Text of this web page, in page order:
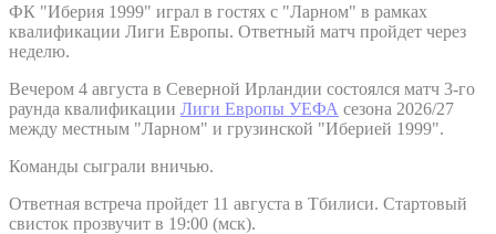
ФК "Иберия 1999" играл в гостях с "Ларном" в рамках
квалификации Лиги Европы. Ответный матч пройдет через
неделю.
Вечером 4 августа в Северной Ирландии состоялся матч 3-го
раунда квалификации Лиги Европы УЕФА сезона 2026/27
между местным "Ларном" и грузинской "Иберией 1999".
Команды сыграли вничью.
Ответная встреча пройдет 11 августа в Тбилиси. Стартовый
свисток прозвучит в 19:00 (мск).